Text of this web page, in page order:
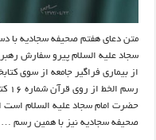
متن دعای هفتم صحیفه سجادیه با
سجاد علیه السلام پیرو سفارش
از بیماری فراگیر جامعه از سوی
حضرت امام سجاد علیه السلام
صحیفه سجادیه نیز با همین رسم …